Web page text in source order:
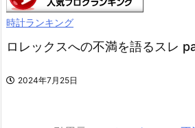
時計ランキング
ロレックスへの不満を語るスレ
2024年7月25日